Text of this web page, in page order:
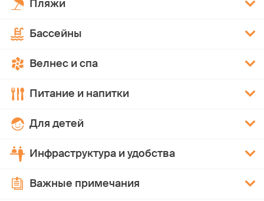
Пляжи
Бассейны
Велнес и спа
Питание и напитки
Для детей
Инфраструктура и удобства
Важные примечания